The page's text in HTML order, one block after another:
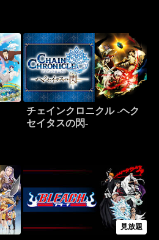
チェインクロニクル -ヘク
セイタスの閃-
見放題